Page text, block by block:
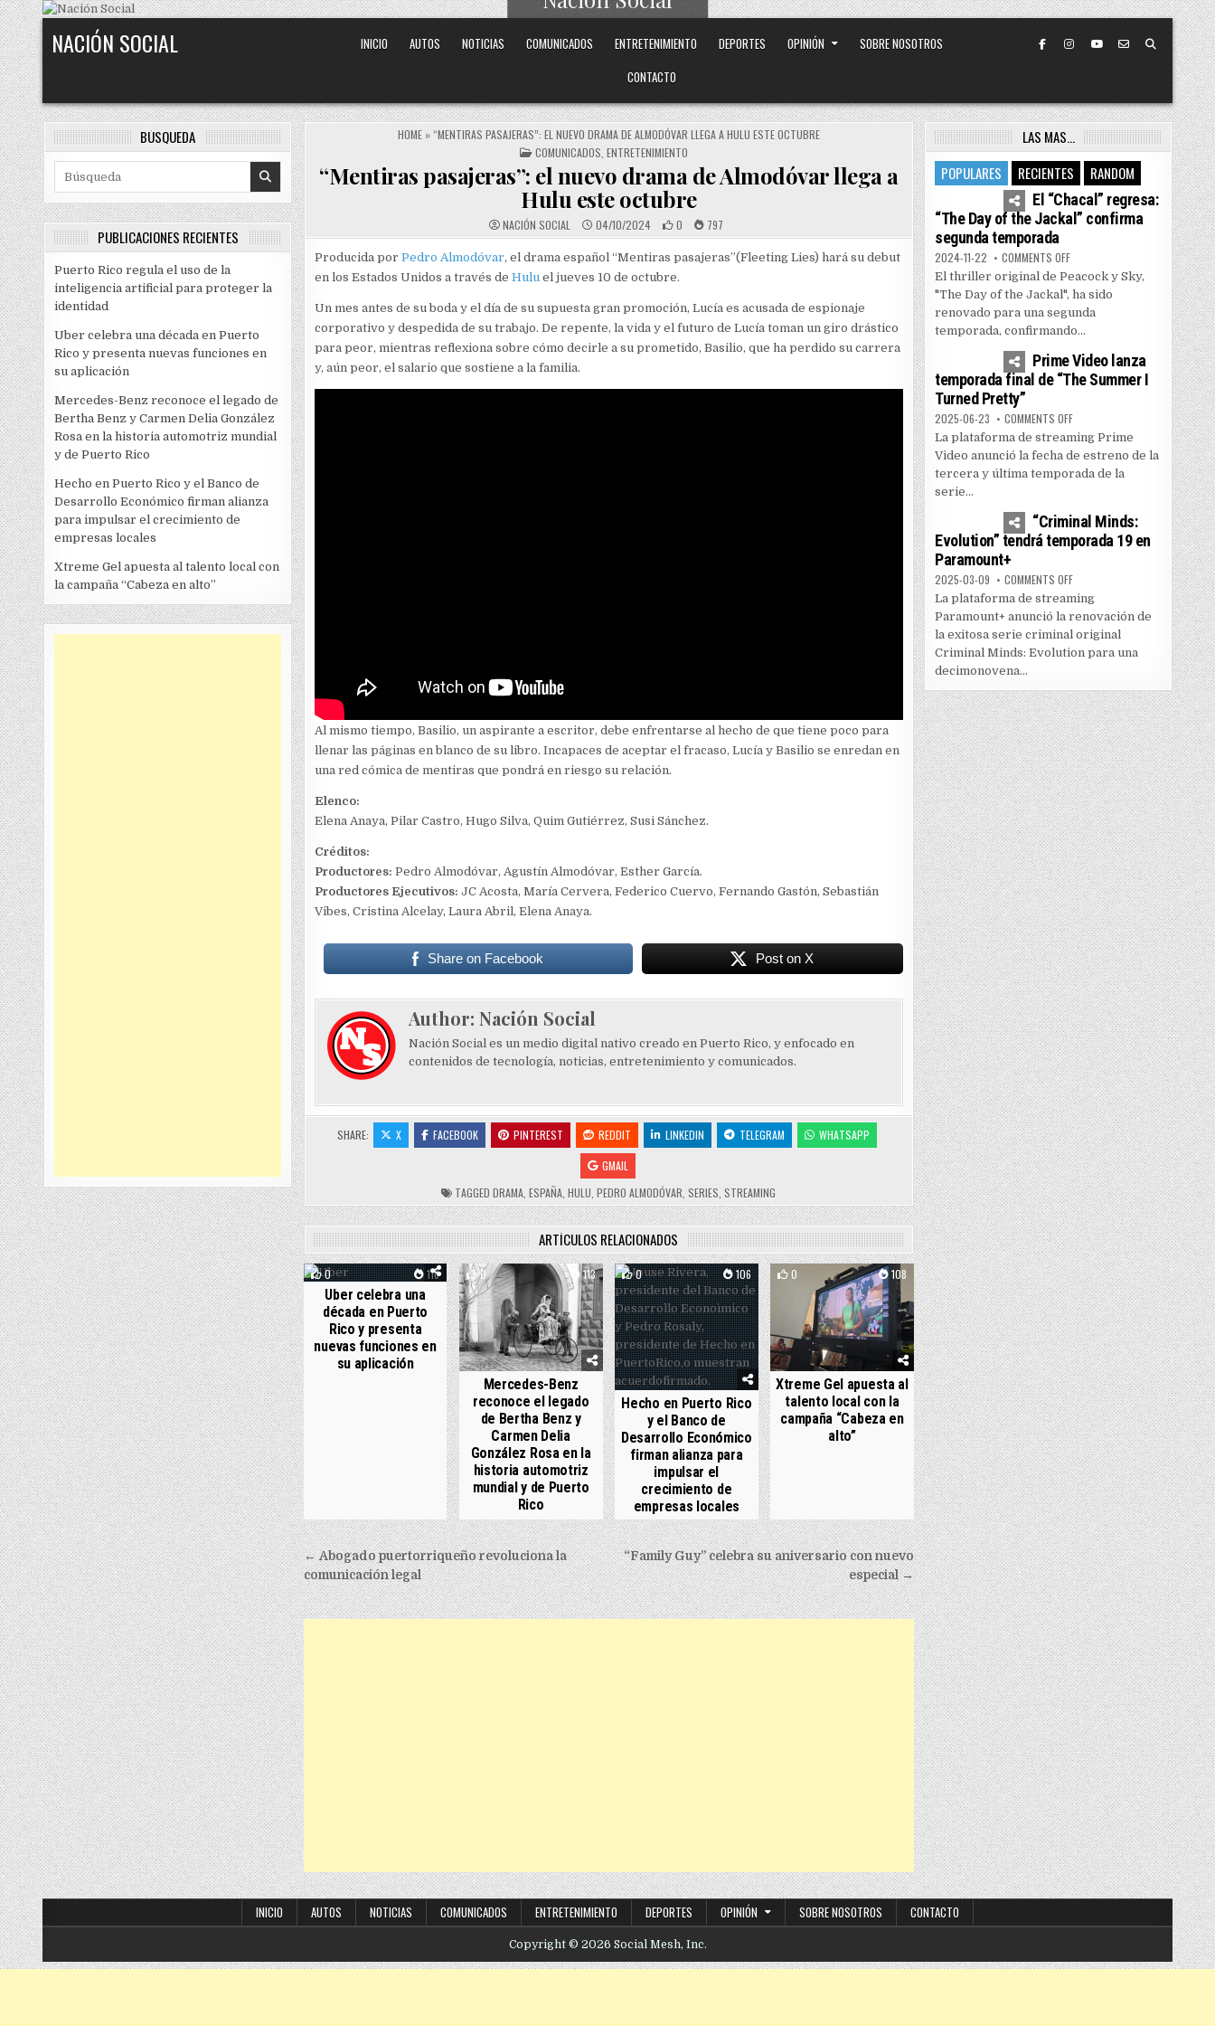
Skip to content
NACIÓN SOCIAL INICIO AUTOS NOTICIAS COMUNICADOS ENTRETENIMIENTO DEPORTES OPINIÓN
SOBRE NOSOTROS
CONTACTO
HOME»“MENTIRAS PASAJERAS”: EL NUEVO DRAMA DE ALMODÓVAR LLEGA A HULU ESTE OCTUBRE
POSTED IN
COMUNICADOS ,ENTRETENIMIENTO
“Mentiras pasajeras”: el nuevo drama de Almodóvar llega a
Hulu este octubre
NACIÓN SOCIAL 04/10/2024 0 797
Producida por Pedro Almodóvar, el drama español “Mentiras pasajeras”(Fleeting Lies) hará su debut
en los Estados Unidos a través de Huluel jueves 10 de octubre.
Un mes antes de su boda y el día de su supuesta gran promoción, Lucía es acusada de espionaje
corporativo y despedida de su trabajo. De repente, la vida y el futuro de Lucía toman un giro drástico
para peor, mientras reflexiona sobre cómo decirle a su prometido, Basilio, que ha perdido su carrera
y, aún peor, el salario que sostiene a la familia.
Al mismo tiempo, Basilio, un aspirante a escritor, debe enfrentarse al hecho de que tiene poco para
llenar las páginas en blanco de su libro. Incapaces de aceptar el fracaso, Lucía y Basilio se enredan en
una red cómica de mentiras que pondrá en riesgo su relación.
Elenco:
Elena Anaya, Pilar Castro, Hugo Silva, Quim Gutiérrez, Susi Sánchez.
Créditos:
Productores: Pedro Almodóvar, Agustín Almodóvar, Esther García.
Productores Ejecutivos: JC Acosta, María Cervera, Federico Cuervo, Fernando Gastón, Sebastián
Vibes, Cristina Alcelay, Laura Abril, Elena Anaya.
Share on Facebook Post on X
Author: Nación Social
Nación Social es un medio digital nativo creado en Puerto Rico, y enfocado en
contenidos de tecnología, noticias, entretenimiento y comunicados.
SHARE: X FACEBOOK PINTEREST REDDIT LINKEDIN TELEGRAM
WHATSAPP
GMAIL
TAGGEDDRAMA ,ESPAÑA ,HULU ,PEDRO ALMODÓVAR SERIES STREAMING
ARTÍCULOS RELACIONADOS
0 116
Uber celebra una
década en Puerto
Rico y presenta
nuevas funciones en
su aplicación
0 113
Mercedes-Benz
reconoce el legado
de Bertha Benz y
Carmen Delia
González Rosa en la
historia automotriz
mundial y de Puerto
Rico
0 106
Hecho en Puerto Rico
y el Banco de
Desarrollo Económico
firman alianza para
impulsar el
crecimiento de
empresas locales
0 108
Xtreme Gel apuesta al
talento local con la
campaña “Cabeza en
alto”
Post navigation
“Family Guy” celebra su aniversario con nuevo
especial →
← Abogado puertorriqueño revoluciona la
comunicación legal
BÚSQUEDA
Search for:
PUBLICACIONES RECIENTES
Puerto Rico regula el uso de la
inteligencia artificial para proteger la
identidad
Uber celebra una década en Puerto
Rico y presenta nuevas funciones en
su aplicación
Mercedes-Benz reconoce el legado de
Bertha Benz y Carmen Delia González
Rosa en la historia automotriz mundial
y de Puerto Rico
Hecho en Puerto Rico y el Banco de
Desarrollo Económico firman alianza
para impulsar el crecimiento de
empresas locales
Xtreme Gel apuesta al talento local con
la campaña “Cabeza en alto”
LAS MAS…
POPULARES
RECIENTES RANDOM
4 7451
El “Chacal” regresa:
“The Day of the Jackal” confirma
segunda temporada
2024-11-22 COMMENTS OFFON EL “CHACAL” REGRESA:
El thriller original de Peacock y Sky,
"The Day of the Jackal", ha sido
renovado para una segunda
temporada, confirmando...
1 5158
Prime Video lanza
temporada final de “The Summer I
Turned Pretty”
2025-06-23 COMMENTS OFFON PRIME VIDEO LANZA
La plataforma de streaming Prime
Video anunció la fecha de estreno de la
tercera y última temporada de la
serie...
0
“Criminal Minds:
Evolution” tendrá temporada 19 en
Paramount+
2025-03-09 COMMENTS OFFON “CRIMINAL MINDS:
La plataforma de streaming
Paramount+ anunció la renovación de
la exitosa serie criminal original
Criminal Minds: Evolution para una
decimonovena...
INICIO AUTOS NOTICIAS COMUNICADOS ENTRETENIMIENTO DEPORTES OPINIÓN SOBRE NOSOTROS CONTACTO
Copyright © 2026 Social Mesh, Inc.